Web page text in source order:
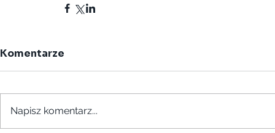
Komentarze
Napisz komentarz...